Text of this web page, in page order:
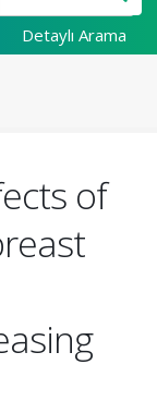
Detaylı Arama
of